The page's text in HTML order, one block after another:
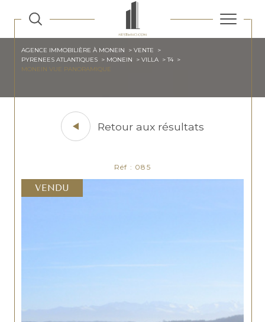
AGENCE IMMOBILIÈRE À MONEIN
VENTE
PYRENEES ATLANTIQUES
MONEIN VILLA
T4
MONEIN VUE PANORAMIQUE
Retour aux résultats
Réf : 085
VENDU